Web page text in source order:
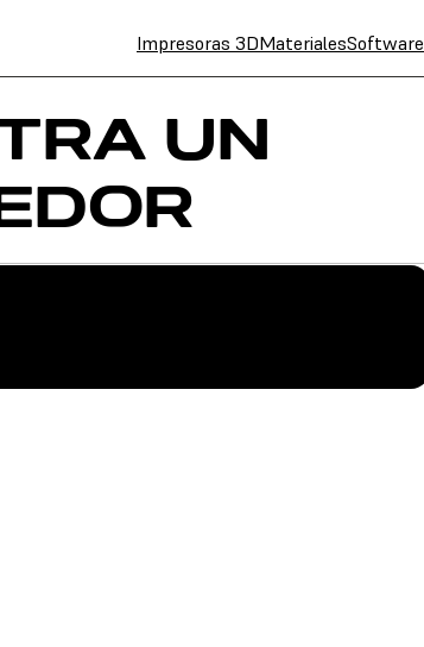
Impresoras 3DMaterialesSoftware
UN